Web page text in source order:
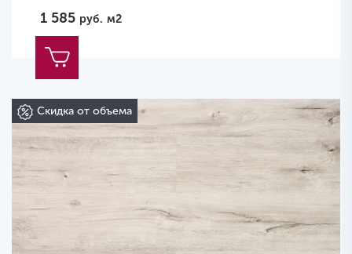
1 585 руб. м2
Скидка от объема